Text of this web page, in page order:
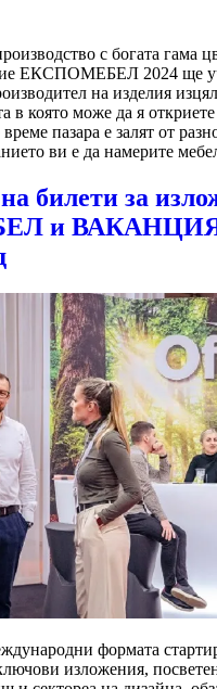
с богата гама
ЕКСПОМЕБЕЛ 2024 ще
на изделия
в която може да я
пазара е залят от
ви е да намерите
билети за
и
формата
изложения,